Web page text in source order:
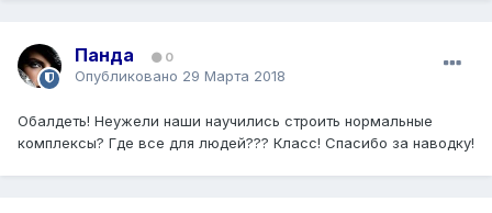
Панда 0
Опубликовано 29 Марта 2018
Обалдеть! Неужели наши научились строить нормальные
комплексы? Где все для людей??? Класс! Спасибо за наводку!